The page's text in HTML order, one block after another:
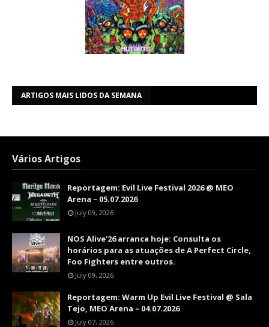
ARTIGOS MAIS LIDOS DA SEMANA
Vários Artigos
Reportagem: Evil Live Festival 2026 @ MEO
Arena – 05.07.2026
July 09, 2026
NOS Alive'26 arranca hoje: Consulta os
horários para as atuações de A Perfect Circle,
Foo Fighters entre outros.
July 09, 2026
Reportagem: Warm Up Evil Live Festival @ Sala
Tejo, MEO Arena – 04.07.2026
July 07, 2026